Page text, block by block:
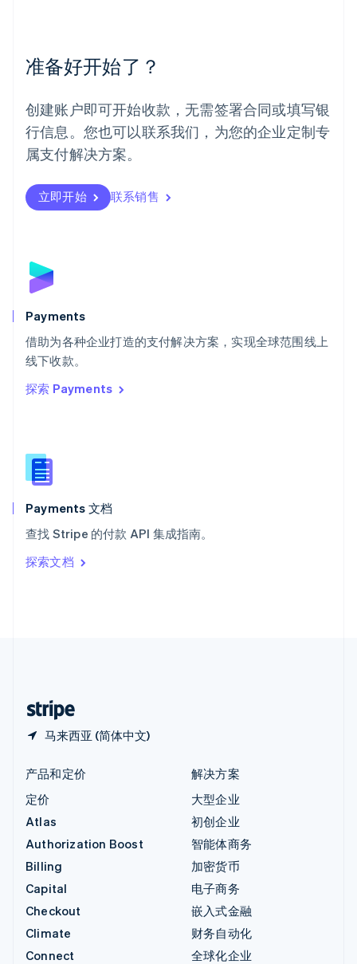
准备好开始了？
创建账户即可开始收款，无需签署合同或填写银
行信息。您也可以联系我们，为您的企业定制专
属支付解决方案。
立即开始 联系销售
Payments
借助为各种企业打造的支付解决方案，实现全球范围线上
线下收款。
探索 Payments
Payments 文档
查找 Stripe 的付款 API 集成指南。
探索文档
马来西亚 (简体中文)
挪威
葡萄牙
Português English
日本
日本語English
瑞典
瑞士
DeutschFrançais
English
斯洛文尼亚
泰国
ไทยEnglish
希腊
English
西班牙
新西兰
English
匈牙利
English
ItalianoEnglish
印度
English
产品和定价
定价
Atlas
Authorization Boost
Billing
Capital
Checkout
Climate
Connect
解决方案
大型企业
初创企业
智能体商务
加密货币
电子商务
嵌入式金融
财务自动化
全球化企业